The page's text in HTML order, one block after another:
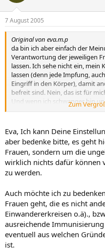
7 August 2005
Original von eva.m.p
da bin ich aber einfach der
Verantwortung der jeweiligen
lassen. Ich sehe nicht ein,
lassen (denn jede Impfung,
Eingriff in den Körper), damit
befreit sind. Nein, das ist für
Und wenn ich schwanger bin
ausreichenden Schutz gegen
(Krabbelgruppen etc)
.
Zum
Eva, Ich kann Deine
aber bedenke bitte, es geht
Frauen, sondern um die
wirklich nichts dafür können
zu werden.
Auch möchte ich zu
Frauen geht, die es nicht
Einwandererkreisen o.ä).,
ausreichende
eventuell aus welchen
ist.